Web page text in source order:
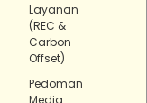
Layanan
(REC &
Carbon
Offset)
Pedoman
Media